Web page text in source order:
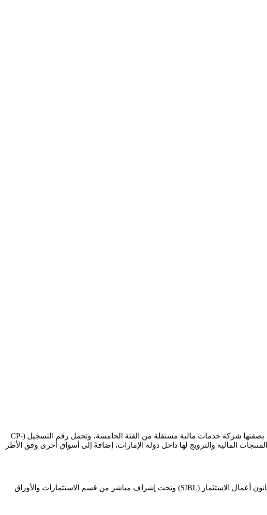
تعمل شركة Tradeview Financial Advisors LLC تحت إشراف هيئة الأوراق المالية والسلع في دولة الإمارات العربية المتحدة، بصفتها شركة خدمات مالية مستقلة من الفئة الخامسة، وتحمل رقم التسجيل (CP-
المنتجات المالية والترويج لها داخل دولة الإمارات، إضافةً إلى أسواق أخرى وفق الأطر
. تعمل كوسيط شامل وتخضع لقانون أعمال الاستثمار (SIBL) وتحت إشراف مباشر من قسم الاستثمارات والأوراق